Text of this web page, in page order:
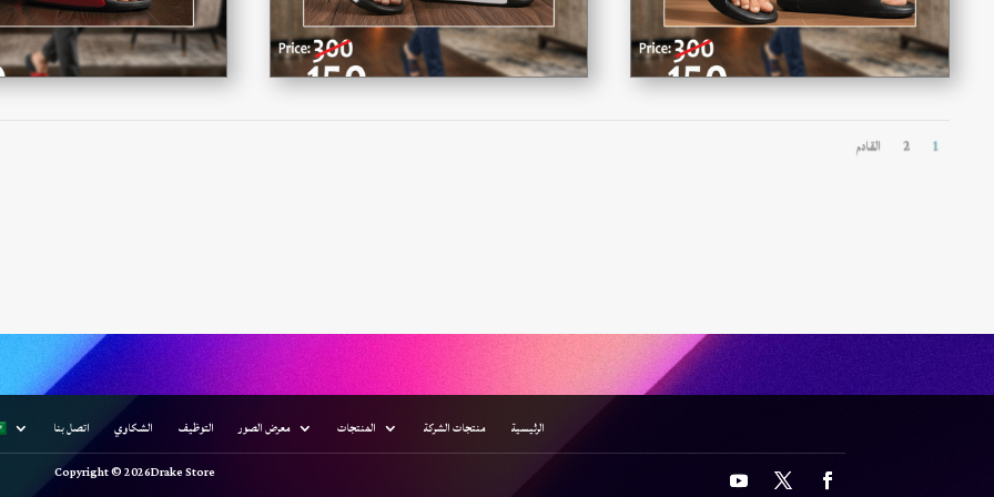
1
2 القادم
الرئيسية منتجات الشركة المنتجات معرض الصور التوظيف الشكاوي
اتصل بنا
Copyright © 2026Drake Store